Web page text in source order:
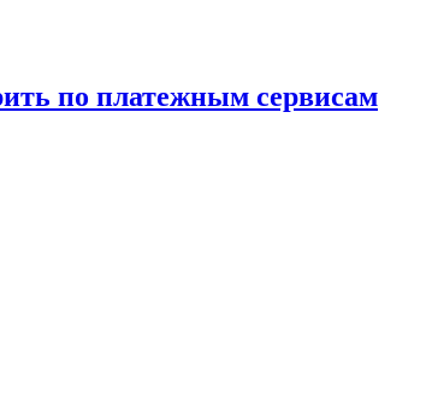
по платежным сервисам